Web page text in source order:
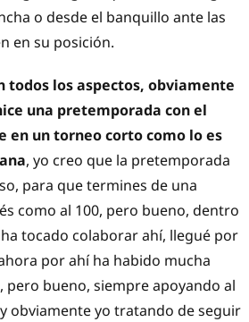
o desde el banquillo ante las
en su posición.
todos los aspectos, obviamente
una pretemporada con el
en un torneo corto como lo es
, yo creo que la pretemporada
para que termines de una
como al 100, pero bueno, dentro
tocado colaborar ahí, llegué por
por ahí ha habido mucha
pero bueno, siempre apoyando al
obviamente yo tratando de seguir